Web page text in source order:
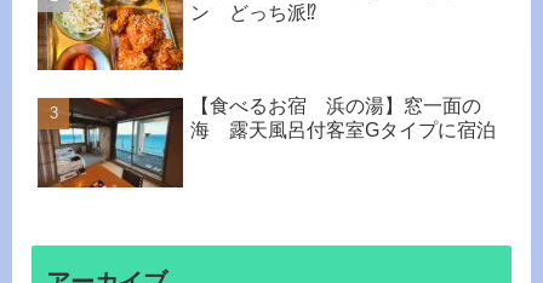
ン どっち派⁉︎
【食べるお宿 浜の湯】窓一面の
海 露天風呂付客室Gタイプに宿泊